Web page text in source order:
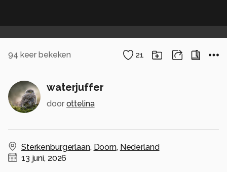
94 keer bekeken 21
waterjuffer
door ottelina
Sterkenburgerlaan, Doorn, Nederland
13 juni, 2026